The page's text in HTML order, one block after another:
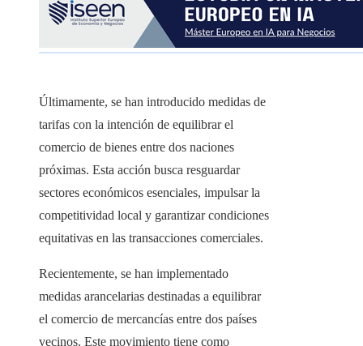
Últimamente, se han introducido medidas de
tarifas con la intención de equilibrar el
comercio de bienes entre dos naciones
próximas. Esta acción busca resguardar
sectores económicos esenciales, impulsar la
competitividad local y garantizar condiciones
equitativas en las transacciones comerciales.
Recientemente, se han implementado
medidas arancelarias destinadas a equilibrar
el comercio de mercancías entre dos países
vecinos. Este movimiento tiene como